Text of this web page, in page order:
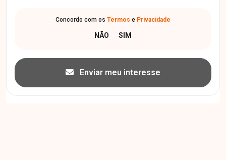
Concordo com os Termos e Privacidade
Enviar meu interesse